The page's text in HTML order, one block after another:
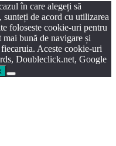
în care alegeți să
de acord cu utilizarea
foloseste cookie-uri pentru
bună de navigare și
Aceste cookie-uri
Doubleclick.net, Google